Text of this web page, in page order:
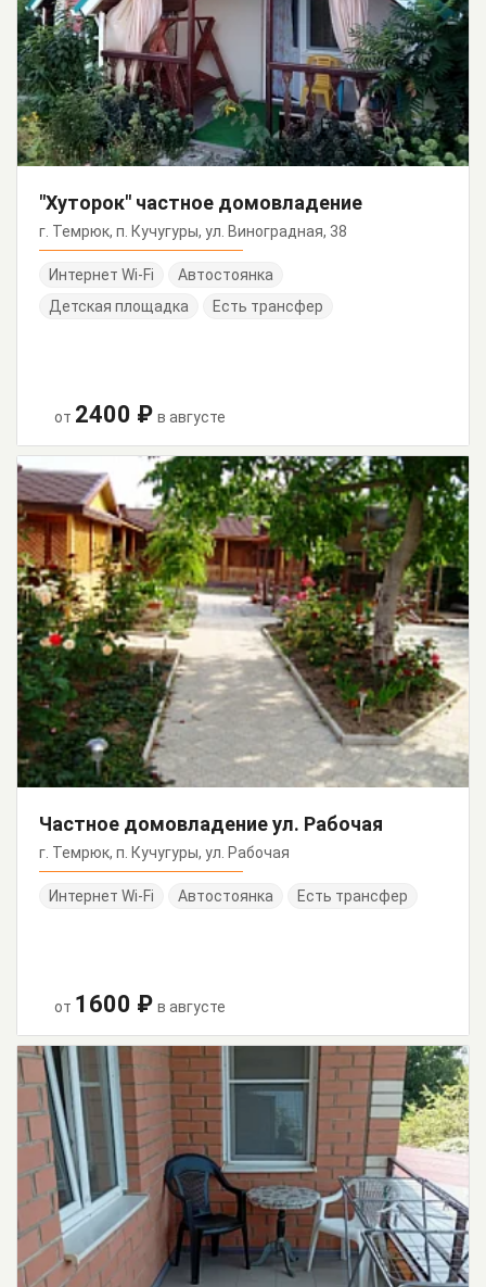
"Хуторок" частное домовладение
г. Темрюк, п. Кучугуры, ул. Виноградная, 38
Интернет Wi-Fi
Автостоянка
Детская площадка
Есть трансфер
от 2400 ₽ в августе
Частное домовладение ул. Рабочая
г. Темрюк, п. Кучугуры, ул. Рабочая
Интернет Wi-Fi Автостоянка Есть трансфер
от 1600 ₽ в августе